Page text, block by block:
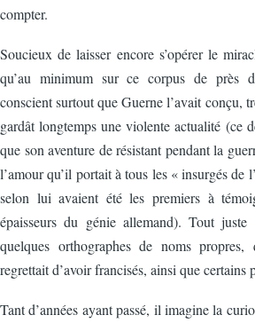
compter.
Soucieux de laisser encore s’opérer le
qu’au minimum sur ce corpus de près
conscient surtout que Guerne l’avait conçu,
gardât longtemps une violente actualité (ce
que son aventure de résistant pendant la
l’amour qu’il portait à tous les « insurgés de
selon lui avaient été les premiers à
épaisseurs du génie allemand). Tout
quelques orthographes de noms
regrettait d’avoir francisés, ainsi que
Tant d’années ayant passé, il imagine la